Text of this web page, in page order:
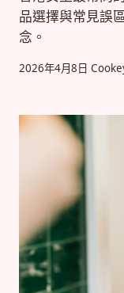
品選擇與常見誤
念。
2026年4月8日